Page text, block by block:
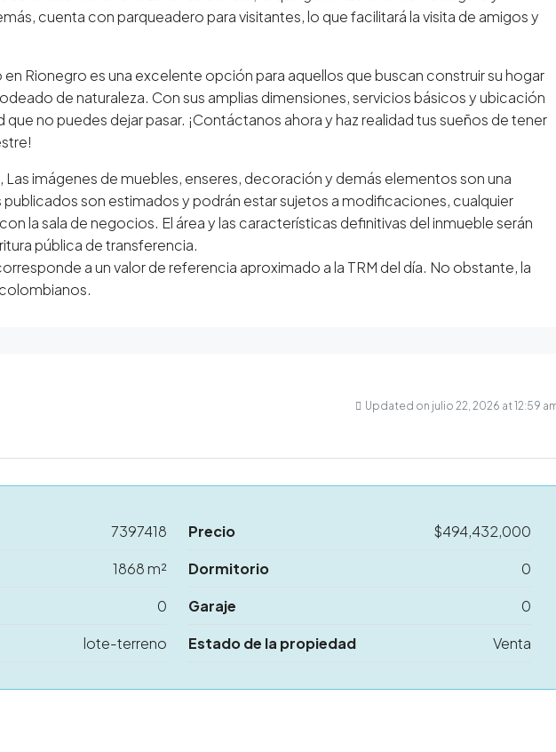
cuenta con parqueadero para visitantes, lo que facilitará la visita de amigos y
Rionegro es una excelente opción para aquellos que buscan construir su hogar
de naturaleza. Con sus amplias dimensiones, servicios básicos y ubicación
no puedes dejar pasar. ¡Contáctanos ahora y haz realidad tus sueños de tener
imágenes de muebles, enseres, decoración y demás elementos son una
son estimados y podrán estar sujetos a modificaciones, cualquier
la sala de negocios. El área y las características definitivas del inmueble serán
pública de transferencia.
a un valor de referencia aproximado a la TRM del día. No obstante, la
Updated on julio 22, 2026 at 12:59
7397418 Precio
$494,432,000
1868 m² Dormitorio
0
0 Garaje
0
lote-terreno Estado de la propiedad Venta